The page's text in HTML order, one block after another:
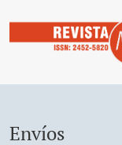
Envíos